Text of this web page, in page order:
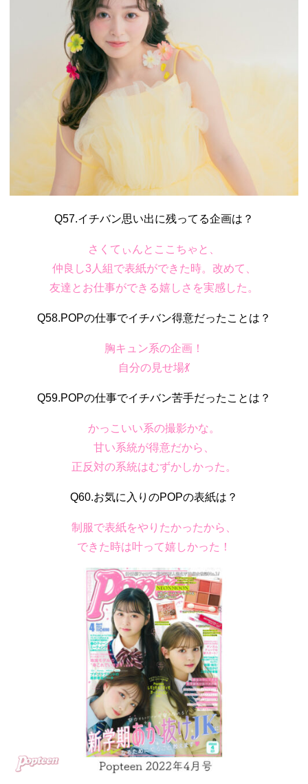
Q57.イチバン思い出に残ってる企画は？
さくてぃんとここちゃと、
仲良し3人組で表紙ができた時。 改めて、
友達とお仕事ができる嬉しさを実感した。
Q58.POPの仕事でイチバン得意だったことは？
胸キュン系の企画！
自分の見せ場💃
Q59.POPの仕事でイチバン苦手だったことは？
かっこいい系の撮影かな。
甘い系統が得意だから、
正反対の系統はむずかしかった。
Q60.お気に入りのPOPの表紙は？
制服で表紙をやりたかったから、
できた時は叶って嬉しかった！